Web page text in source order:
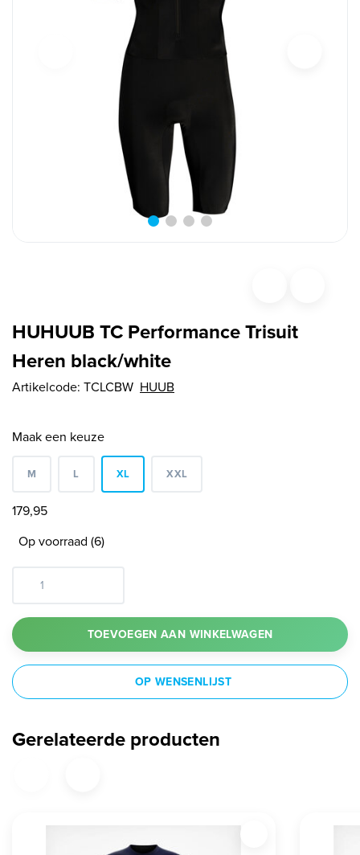
HUHUUB TC Performance Trisuit
Heren black/white
Artikelcode: TCLCBW HUUB
Maak een keuze
M L XL XXL
179,95
Op voorraad (6)
TOEVOEGEN AAN WINKELWAGEN
OP WENSENLIJST
Gerelateerde producten